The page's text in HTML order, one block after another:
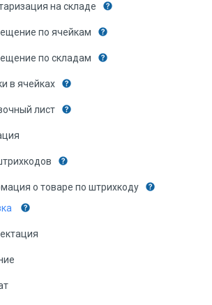
на складе
по ячейкам
по складам
в ячейках
лист
о товаре по штрихкоду